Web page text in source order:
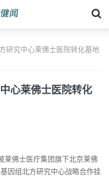
研究中心莱佛士医院转化基地
心莱佛士医院转化
莱佛士医疗集团旗下北京莱佛
因组北方研究中心战略合作挂